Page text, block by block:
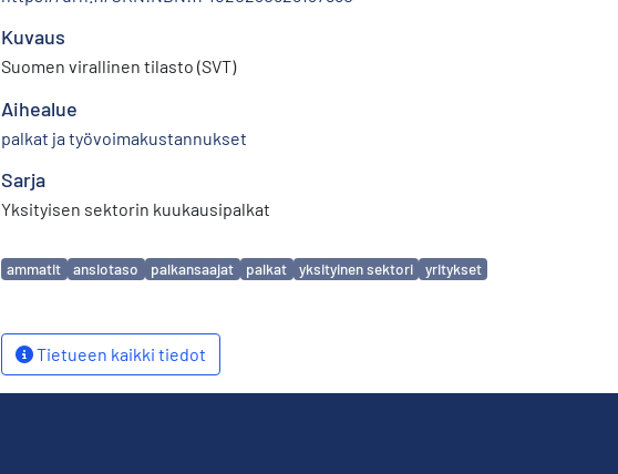
Kuvaus
Suomen virallinen tilasto (SVT)
Aihealue
palkat ja työvoimakustannukset
Sarja
Yksityisen sektorin kuukausipalkat
Avainsanat
ammatit ansiotaso palkansaajat palkat yksityinen sektori yritykset
Tietueen kaikki tiedot